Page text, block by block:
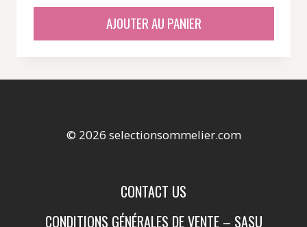
était :
est :
AJOUTER AU PANIER
© 2026 selectionsommelier.com
CONTACT US
CONDITIONS GÉNÉRALES DE VENTE – SASU